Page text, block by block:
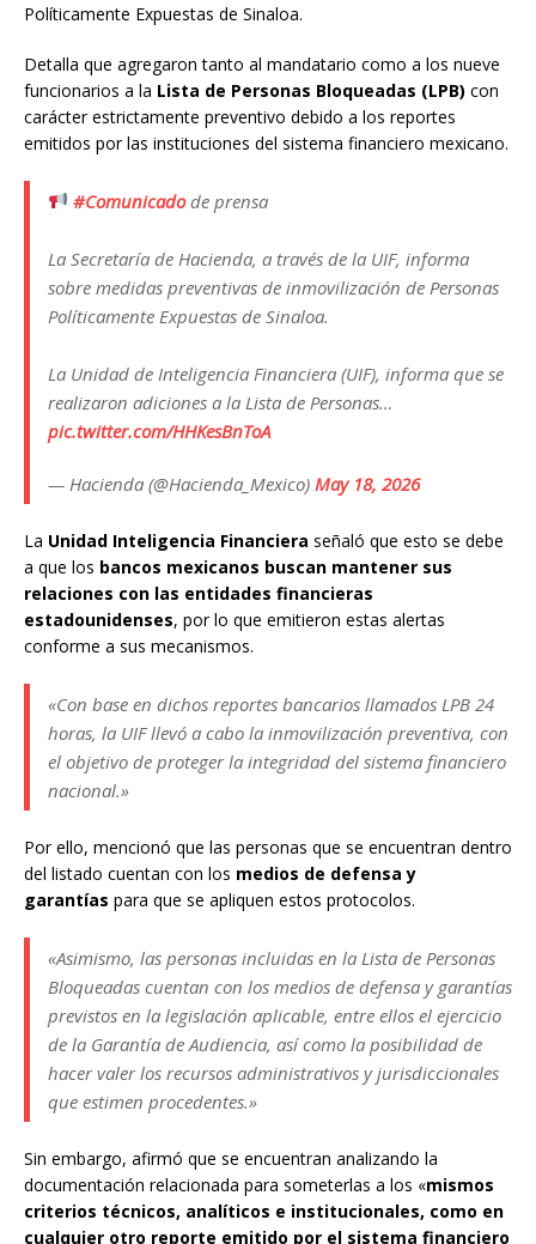
Políticamente Expuestas de Sinaloa.
Detalla que agregaron tanto al mandatario como a los nueve
funcionarios a la Lista de Personas Bloqueadas (LPB) con
carácter estrictamente preventivo debido a los reportes
emitidos por las instituciones del sistema financiero mexicano.
#Comunicadode prensa
La Secretaría de Hacienda, a través de la UIF, informa
sobre medidas preventivas de inmovilización de Personas
Políticamente Expuestas de Sinaloa.
La Unidad de Inteligencia Financiera (UIF), informa que se
realizaron adiciones a la Lista de Personas…
pic.twitter.com/HHKesBnToA
— Hacienda (@Hacienda_Mexico) May 18, 2026
La Unidad Inteligencia Financiera señaló que esto se debe
a que los bancos mexicanos buscan mantener sus
relaciones con las entidades financieras
estadounidenses, por lo que emitieron estas alertas
conforme a sus mecanismos.
«Con base en dichos reportes bancarios llamados LPB 24
horas, la UIF llevó a cabo la inmovilización preventiva, con
el objetivo de proteger la integridad del sistema financiero
nacional.»
Por ello, mencionó que las personas que se encuentran dentro
del listado cuentan con los medios de defensa y
garantías para que se apliquen estos protocolos.
«Asimismo, las personas incluidas en la Lista de Personas
Bloqueadas cuentan con los medios de defensa y garantías
previstos en la legislación aplicable, entre ellos el ejercicio
de la Garantía de Audiencia, así como la posibilidad de
hacer valer los recursos administrativos y jurisdiccionales
que estimen procedentes.»
Sin embargo, afirmó que se encuentran analizando la
documentación relacionada para someterlas a los «mismos
criterios técnicos, analíticos e institucionales, como en
cualquier otro reporte emitido por el sistema financiero